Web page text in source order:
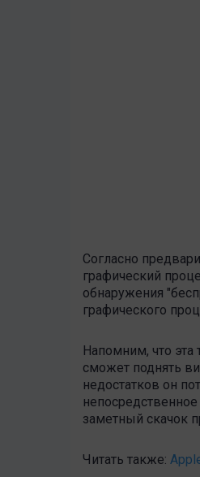
Согласно
графический
обнаружения
графического
Напомним, что эта
сможет поднять
недостатков он
заметный скачок
Читать также: